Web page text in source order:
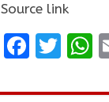
Source link
F
ce
T
it